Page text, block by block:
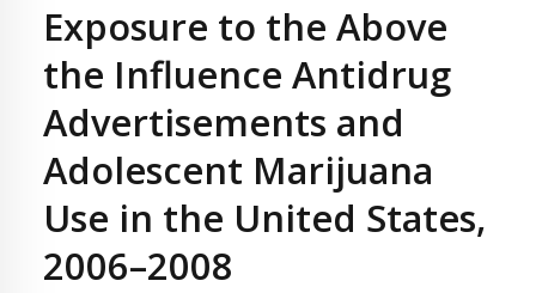
Exposure to the Above
the Influence Antidrug
Advertisements and
Adolescent Marijuana
Use in the United States,
2006–2008